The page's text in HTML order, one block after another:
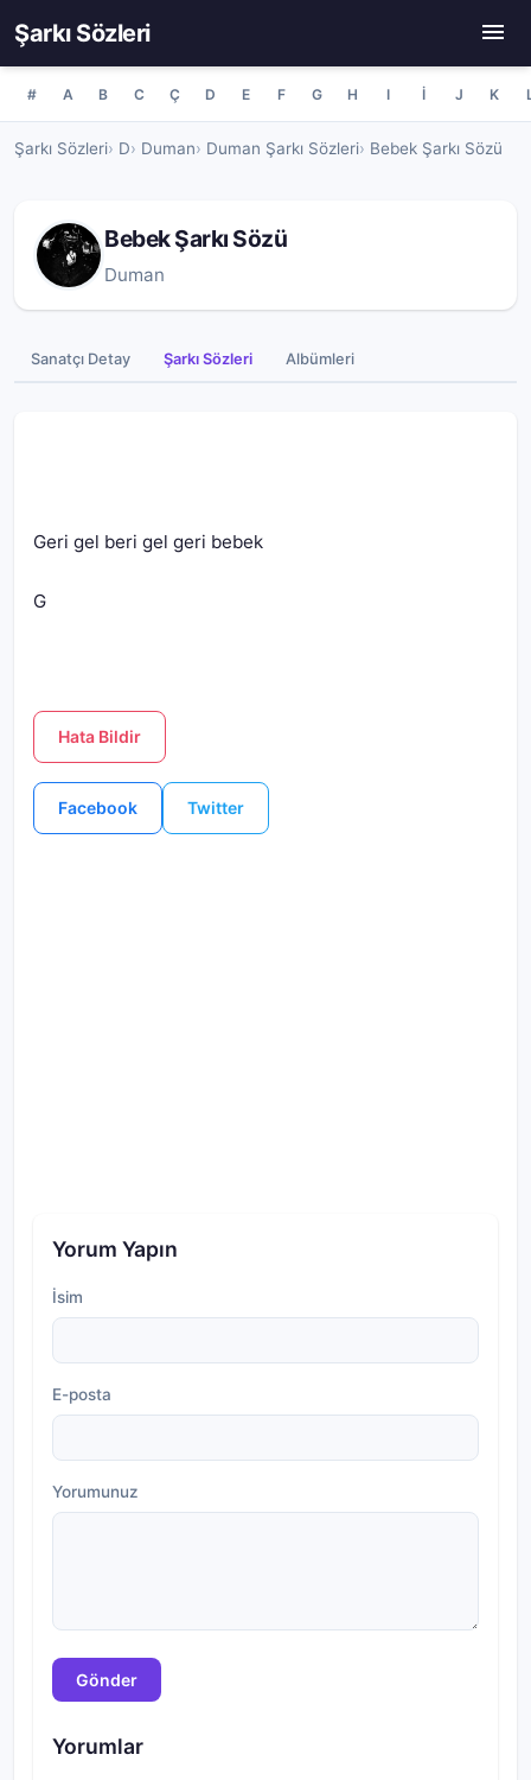
Şarkı Sözleri
# A B C Ç D E F G H I İ J K
Şarkı Sözleri D Duman Duman Şarkı Sözleri Bebek Şarkı Sözü
Bebek Şarkı Sözü
Duman
Sanatçı Detay Şarkı Sözleri Albümleri
G
Hata Bildir
Facebook Twitter
Yorum Yapın
İsim
E-posta
Yorumunuz
Gönder
Yorumlar